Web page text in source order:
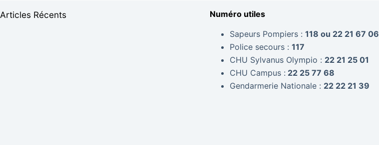
Articles Récents
Numéro utiles
Sapeurs Pompiers : 118 ou 22 21 67 06
Police secours : 117
CHU Sylvanus Olympio : 22 21 25 01
CHU Campus : 22 25 77 68
Gendarmerie Nationale : 22 22 21 39